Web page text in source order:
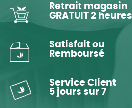
Retrait magasin
GRATUIT 2 heures
Satisfait ou
Remboursé
Service Client
5 jours sur 7